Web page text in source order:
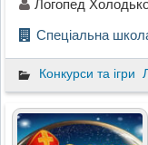
Логопед
Спеціальна
Конкурси та ігри